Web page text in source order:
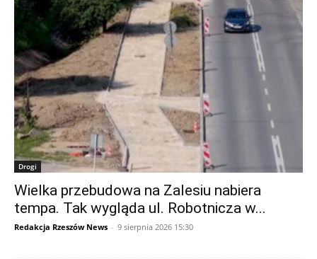
Drogi
Wielka przebudowa na Zalesiu nabiera
tempa. Tak wygląda ul. Robotnicza w...
Redakcja Rzeszów News - 9 sierpnia 2026 15:30